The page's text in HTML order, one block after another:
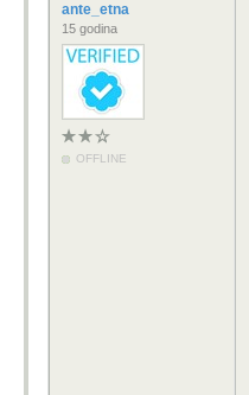
ante_etna
15 godina
OFFLINE